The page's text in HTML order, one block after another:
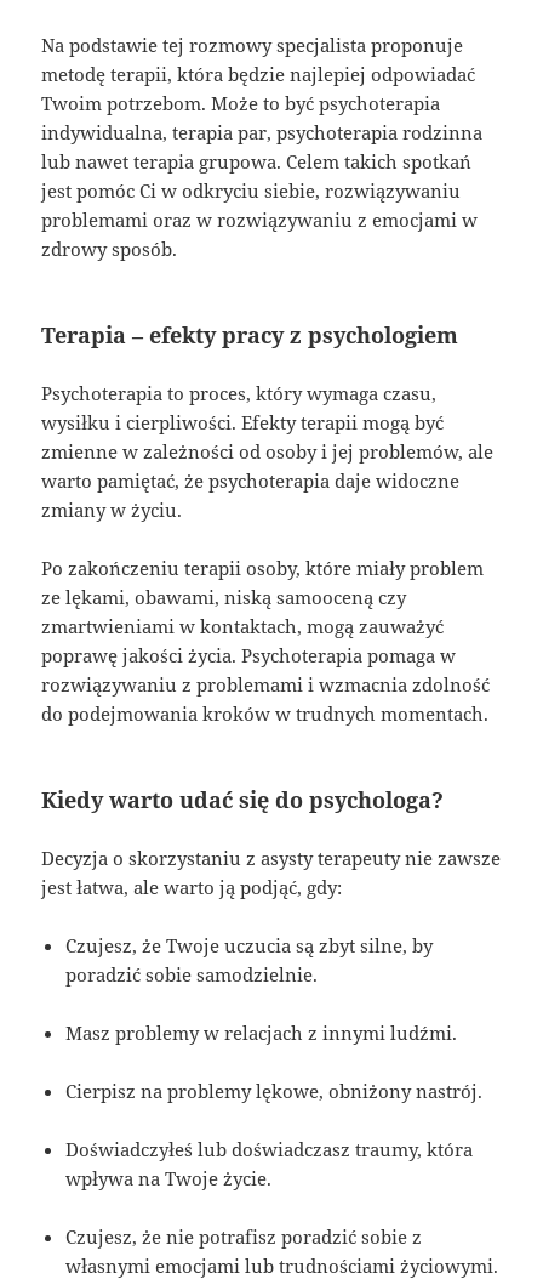
Na podstawie tej rozmowy specjalista proponuje
metodę terapii, która będzie najlepiej odpowiadać
Twoim potrzebom. Może to być psychoterapia
indywidualna, terapia par, psychoterapia rodzinna
lub nawet terapia grupowa. Celem takich spotkań
jest pomóc Ci w odkryciu siebie, rozwiązywaniu
problemami oraz w rozwiązywaniu z emocjami w
zdrowy sposób.
Terapia – efekty pracy z psychologiem
Psychoterapia to proces, który wymaga czasu,
wysiłku i cierpliwości. Efekty terapii mogą być
zmienne w zależności od osoby i jej problemów, ale
warto pamiętać, że psychoterapia daje widoczne
zmiany w życiu.
Po zakończeniu terapii osoby, które miały problem
ze lękami, obawami, niską samooceną czy
zmartwieniami w kontaktach, mogą zauważyć
poprawę jakości życia. Psychoterapia pomaga w
rozwiązywaniu z problemami i wzmacnia zdolność
do podejmowania kroków w trudnych momentach.
Kiedy warto udać się do psychologa?
Decyzja o skorzystaniu z asysty terapeuty nie zawsze
jest łatwa, ale warto ją podjąć, gdy:
Czujesz, że Twoje uczucia są zbyt silne, by
poradzić sobie samodzielnie.
Masz problemy w relacjach z innymi ludźmi.
Cierpisz na problemy lękowe, obniżony nastrój.
Doświadczyłeś lub doświadczasz traumy, która
wpływa na Twoje życie.
Czujesz, że nie potrafisz poradzić sobie z
własnymi emocjami lub trudnościami życiowymi.